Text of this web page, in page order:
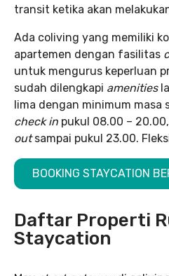
transit ketika akan
Ada coliving yang memiliki
apartemen dengan fasilitas
untuk mengurus keperluan
sudah dilengkapi amenities
lima dengan minimum masa
check in pukul 08.00 –
outsampai pukul 23.00.
BOOKING STAYCATION
Daftar Properti
Staycation